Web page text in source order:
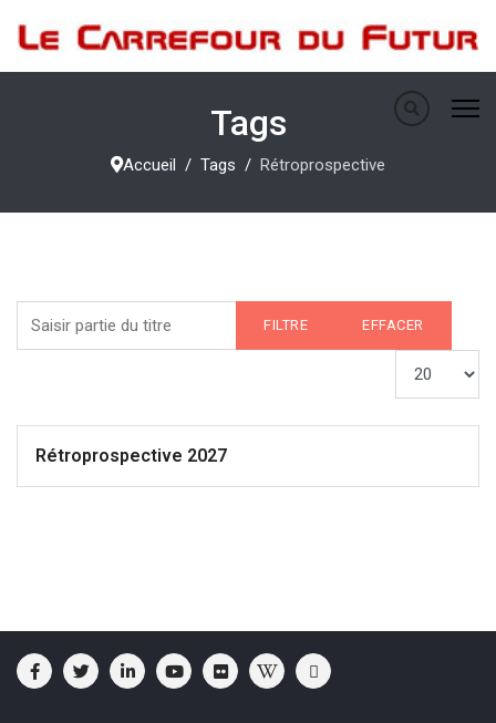
Tags
Accueil Tags Rétroprospective
FILTRE EFFACER
Rétroprospective 2027